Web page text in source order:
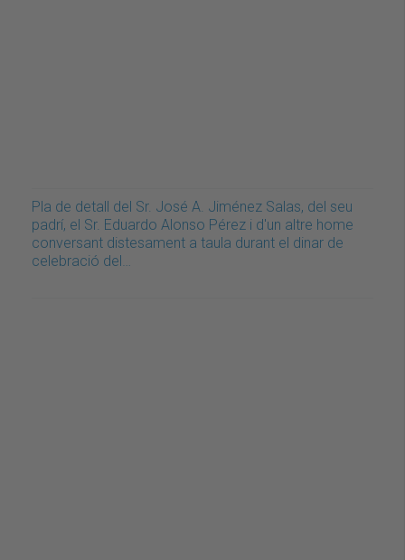
Pla de detall del Sr. José A. Jiménez Salas, del seu
padrí, el Sr. Eduardo Alonso Pérez i d'un altre home
conversant distesament a taula durant el dinar de
celebració del…